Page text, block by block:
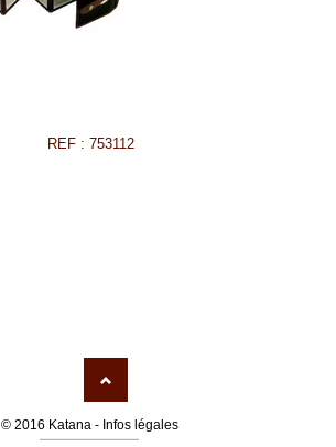
REF : 753112
© 2016 Katana - Infos légales